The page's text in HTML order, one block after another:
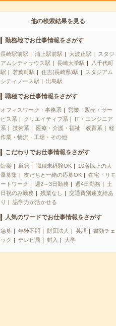
他の検索結果を見る
勤務地でお仕事情報をさがす
長崎駅前駅 浦上駅前駅 大波止駅
スタジ
アムシティサウス駅
長崎大学駅
八千代町
駅
若葉町駅 住吉(長崎県)駅
スタジアム
シティノース駅
出島駅
職種でお仕事情報をさがす
オフィスワーク・事務系
営業・販売・サー
ビス系
クリエイティブ系
IT・エンジニア
系
技術系 医療・介護・福祉・教育系
軽
作業・物流・工場・その他
こだわりでお仕事情報をさがす
短期 単発 職種未経験OK
10名以上の大
量募集
友だちと一緒の応募OK
在宅・リモ
ートワーク
週2～3日勤務 週4日勤務
土
日祝のみ勤務
残業なし
交通費別途支給あ
り
語学力が活かせる
人気のワードでお仕事情報をさがす
急募 年齢不問 財団法人 英語
書類チェ
ック
テレビ局 封入 大学